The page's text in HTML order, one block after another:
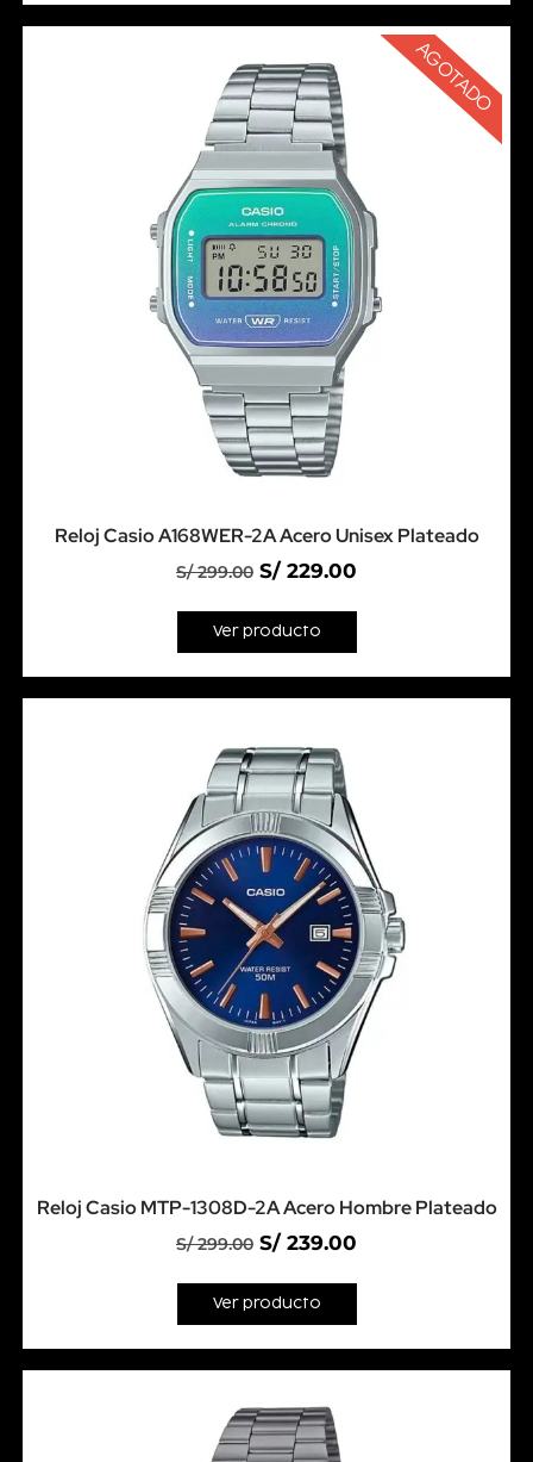
AGOTADO
Reloj Casio A168WER-2A Acero Unisex Plateado
S/299.00 S/ 229.00
Ver producto
Reloj Casio MTP-1308D-2A Acero Hombre Plateado
S/299.00 S/ 239.00
Ver producto